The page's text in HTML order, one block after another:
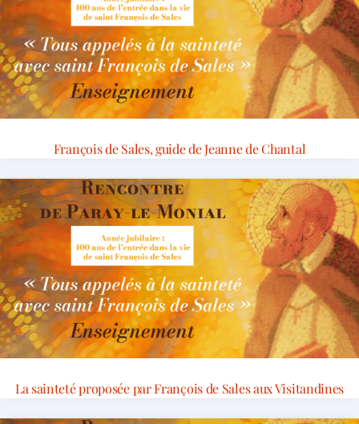
François de Sales, guide de Jeanne de Chantal
La sainteté proposée par François de Sales aux Visitandines